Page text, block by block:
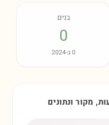
בנים
0
0ב-2024
מקור ונתונים